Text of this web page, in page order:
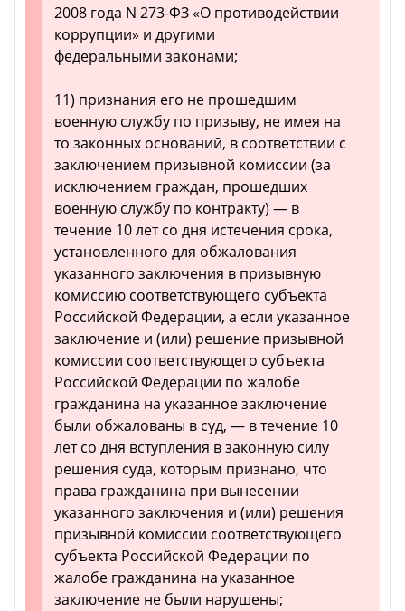
2008 года N 273-ФЗ «О противодействии
коррупции» и другими
федеральными законами;
11) признания его не прошедшим
военную службу по призыву, не имея на
то законных оснований, в соответствии с
заключением призывной комиссии (за
исключением граждан, прошедших
военную службу по контракту) — в
течение 10 лет со дня истечения срока,
установленного для обжалования
указанного заключения в призывную
комиссию соответствующего субъекта
Российской Федерации, а если указанное
заключение и (или) решение призывной
комиссии соответствующего субъекта
Российской Федерации по жалобе
гражданина на указанное заключение
были обжалованы в суд, — в течение 10
лет со дня вступления в законную силу
решения суда, которым признано, что
права гражданина при вынесении
указанного заключения и (или) решения
призывной комиссии соответствующего
субъекта Российской Федерации по
жалобе гражданина на указанное
заключение не были нарушены;